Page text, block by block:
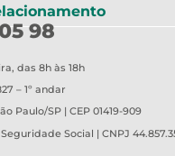
98
das 8h às 18h
– 1º andar
Paulo/SP | CEP 01419-909
Social | CNPJ